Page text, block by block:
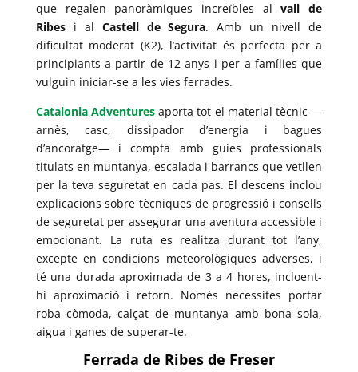
que regalen panoràmiques increïbles alvall de
Ribesi al Castell de Segura. Amb un nivell de
dificultat moderat (K2), l’activitat és perfecta per a
principiants a partir de 12 anys i per a famílies que
vulguin iniciar-se a les vies ferrades.
Catalonia Adventures aporta tot el material tècnic —
arnès, casc, dissipador d’energia i bagues
d’ancoratge— i compta amb guies professionals
titulats en muntanya, escalada i barrancs que vetllen
per la teva seguretat en cada pas. El descens inclou
explicacions sobre tècniques de progressió i consells
de seguretat per assegurar una aventura accessible i
emocionant. La ruta es realitza durant tot l’any,
excepte en condicions meteorològiques adverses, i
té una durada aproximada de 3 a 4 hores, incloent-
hi aproximació i retorn. Només necessites portar
roba còmoda, calçat de muntanya amb bona sola,
aigua i ganes de superar-te.
Ferrada de Ribes de Freser